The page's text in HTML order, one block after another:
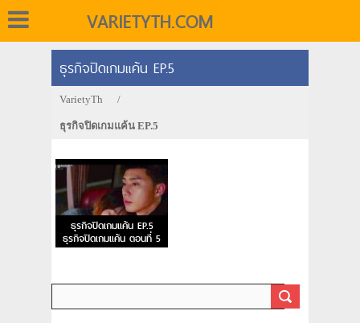
VARIETYTH.COM
ธุรกิจปิดเกมแค้น EP.5
VarietyTh /
ธุรกิจปิดเกมแค้น EP.5
ธุรกิจปิดเกมแค้น EP.5
ธุรกิจปิดเกมแค้น ตอนที่ 5